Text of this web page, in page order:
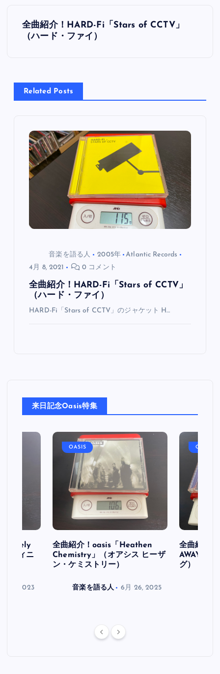
投
ビ
全曲紹介！HARD-Fi「Stars of CCTV」
（ハード・ファイ）
Related Posts
音楽を語る人 2005年
Atlantic Records
4月 8, 2021
0 コメント
全曲紹介！HARD-Fi「Stars of CCTV」
（ハード・ファイ）
HARD-Fi「Stars of CCTV」のジャケット H…
来日記念Oasis特集
フィニ
30, 2023
OASIS
全曲紹介！oasis「Heathen
Chemistry」（オアシス ヒーザ
ン・ケミストリー）
音楽を語る人 6月 26, 2025
OASIS
全曲紹介
AWAY」
グ）